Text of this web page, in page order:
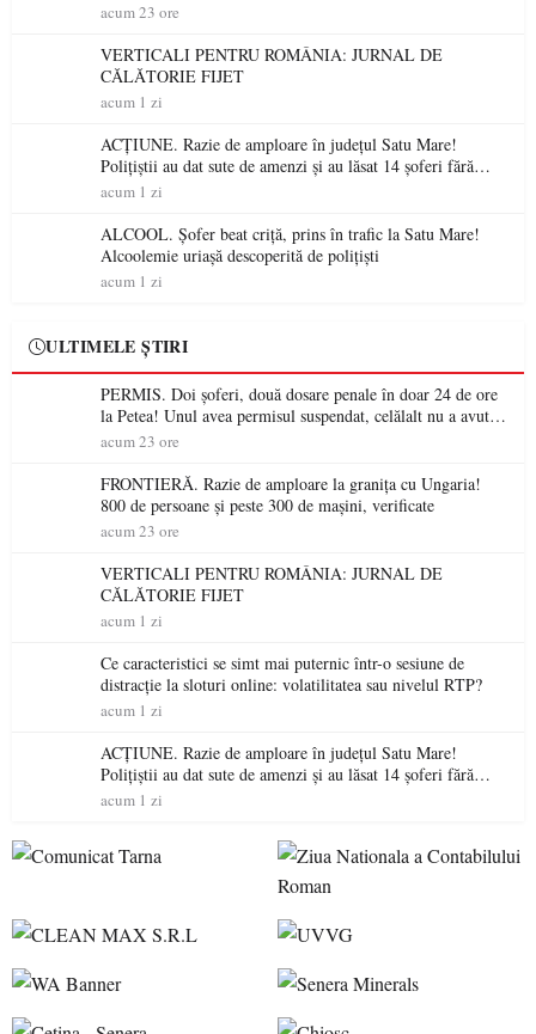
acum 23 ore
VERTICALI PENTRU ROMÂNIA: JURNAL DE
CĂLĂTORIE FIJET
acum 1 zi
ACȚIUNE. Razie de amploare în județul Satu Mare!
Polițiștii au dat sute de amenzi și au lăsat 14 șoferi fără
permis într-o singură zi
acum 1 zi
ALCOOL. Șofer beat criță, prins în trafic la Satu Mare!
Alcoolemie uriașă descoperită de polițiști
acum 1 zi
ULTIMELE ȘTIRI
PERMIS. Doi șoferi, două dosare penale în doar 24 de ore
la Petea! Unul avea permisul suspendat, celălalt nu a avut
niciodată permis
acum 23 ore
FRONTIERĂ. Razie de amploare la granița cu Ungaria!
800 de persoane și peste 300 de mașini, verificate
acum 23 ore
VERTICALI PENTRU ROMÂNIA: JURNAL DE
CĂLĂTORIE FIJET
acum 1 zi
Ce caracteristici se simt mai puternic într-o sesiune de
distracție la sloturi online: volatilitatea sau nivelul RTP?
acum 1 zi
ACȚIUNE. Razie de amploare în județul Satu Mare!
Polițiștii au dat sute de amenzi și au lăsat 14 șoferi fără
permis într-o singură zi
acum 1 zi